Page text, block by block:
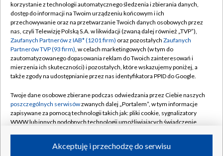
TVP
Abonament TVP
Emisja w TVP
Centrum informacji TVP
Naziemna Telewizja Cyfrowa
Rada Programowa
System NOS
Informacje o nadawcy
Program dla prasy
Regulamin TVP
Polityka prywatności
Moje zgody
Pomoc
Kontakt
Kanały
korzystanie z technologii automatycznego śledzenia i zbierania danych,
dostęp do informacji na Twoim urządzeniu końcowym i ich
przechowywanie oraz na przetwarzanie Twoich danych osobowych przez
nas, czyli Telewizję Polską S.A. w likwidacji (zwaną dalej również „TVP”),
Zaufanych Partnerów z IAB* (1201 firm) oraz pozostałych Zaufanych
Partnerów TVP (93 firm), w celach marketingowych (w tym do
zautomatyzowanego dopasowania reklam do Twoich zainteresowań i
mierzenia ich skuteczności) i pozostałych, które wskazujemy poniżej, a
także zgody na udostępnianie przez nas identyfikatora PPID do Google.
Twoje dane osobowe zbierane podczas odwiedzania przez Ciebie naszych
poszczególnych serwisówzwanych dalej „Portalem”, w tym informacje
zapisywane za pomocą technologii takich jak: pliki cookie, sygnalizatory
WWW lub innych podobnych technologii umożliwiających świadczenie
ruchu w Internecie.Akceptuję i przechodzę do serwisu